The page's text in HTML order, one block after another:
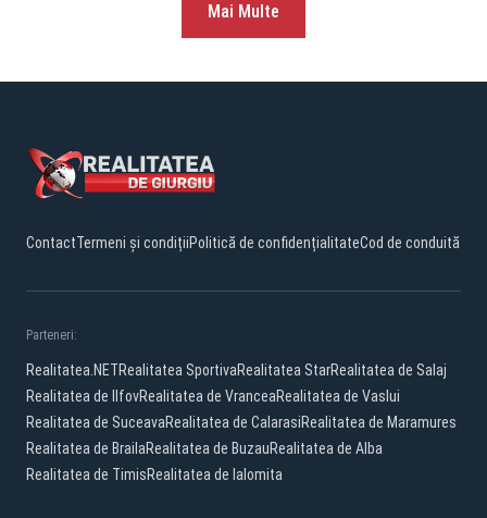
Mai Multe
ContactTermeni și condițiiPolitică de confidențialitateCod de conduită
Parteneri:
Realitatea.NETRealitatea SportivaRealitatea StarRealitatea de Salaj
Realitatea de IlfovRealitatea de VranceaRealitatea de Vaslui
Realitatea de SuceavaRealitatea de CalarasiRealitatea de Maramures
Realitatea de BrailaRealitatea de BuzauRealitatea de Alba
Realitatea de TimisRealitatea de Ialomita